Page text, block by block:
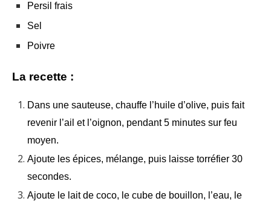
Persil frais
Sel
Poivre
La recette :
Dans une sauteuse, chauffe l’huile d’olive, puis fait
revenir l’ail et l’oignon, pendant 5 minutes sur feu
moyen.
Ajoute les épices, mélange, puis laisse torréfier 30
secondes.
Ajoute le lait de coco, le cube de bouillon, l’eau, le